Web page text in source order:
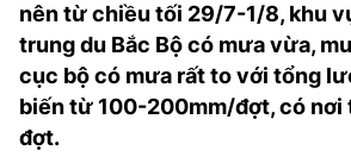
TƯ VẤN
E-MAGAZINE
ẢNH
BÁO GIẤY
nên từ chiều tối 29/7-1/8, khu
trung du Bắc Bộ có mưa vừa,
cục bộ có mưa rất to với tổng
biến từ 100-200mm/đợt, có nơi
đợt.